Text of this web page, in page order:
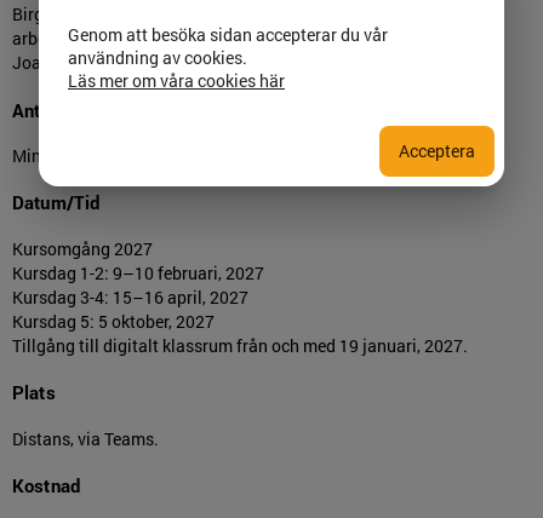
Birgitta Gunnarsson, docent, specialist i arbetsterapi, leg.
arbetsterapeut.
Joanna Nordstrand, specialist i arbetsterapi, leg. arbetsterapeut.
Antal deltagare
Minst 8, max 12.
Datum/Tid
Kursomgång 2027
Kursdag 1-2: 9–10 februari, 2027
Kursdag 3-4: 15–16 april, 2027
Kursdag 5: 5 oktober, 2027
Tillgång till digitalt klassrum från och med 19 januari, 2027.
Plats
Distans, via Teams.
Kostnad
Genom att besöka sidan accepterar du vår
användning av cookies.
Läs mer om våra cookies här
Acceptera